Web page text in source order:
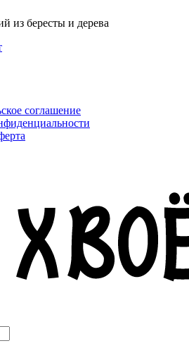
из бересты и дерева
соглашение